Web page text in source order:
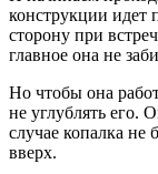
конструкции идет
сторону при
главное она не
Но чтобы она
не углублять его.
случае копалка не
вверх.